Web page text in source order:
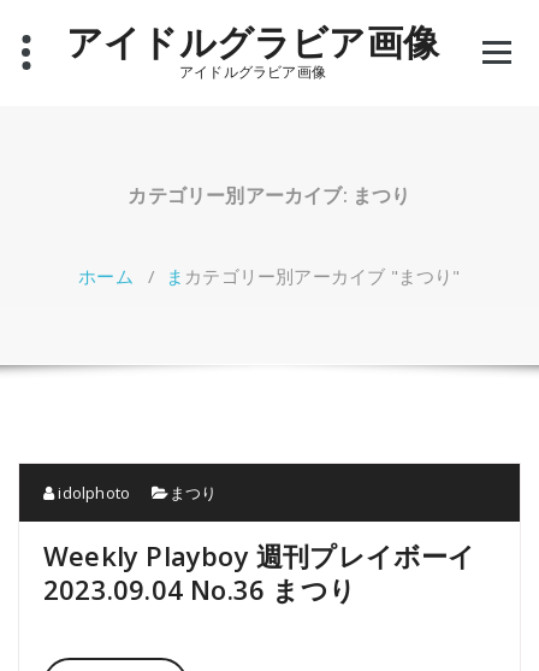
アイドルグラビア画像
アイドルグラビア画像
カテゴリー別アーカイブ: まつり
ホーム / ま カテゴリー別アーカイブ "まつり"
idolphoto まつり
Weekly Playboy 週刊プレイボーイ
2023.09.04 No.36 まつり